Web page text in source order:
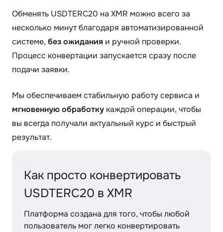
Обменять USDTERC20 на XMR можно всего за
несколько минут благодаря автоматизированной
системе, без ожидания и ручной проверки.
Процесс конвертации запускается сразу после
подачи заявки.
Мы обеспечиваем стабильную работу сервиса и
мгновенную обработку каждой операции, чтобы
вы всегда получали актуальный курс и быстрый
результат.
Как просто конвертировать
USDTERC20 в XMR
Платформа создана для того, чтобы любой
пользователь мог легко конвертировать